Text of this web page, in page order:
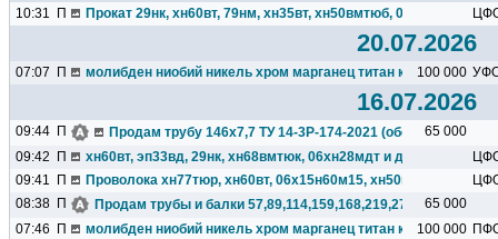
10:31 П Прокат 29нк, хн60вт, 79нм, хн35вт, хн50вмтюб, 06хн28мдт и
20.07.2026
07:07 П молибден ниобий никель хром марганец титан кремний чугун
100 000
16.07.2026
09:44 П Продам трубу 146х7,7 ТУ 14-3Р-174-2021 (обсадная),
65 000
09:42
П хн60вт, эп33вд, 29нк, хн68вмтюк, 06хн28мдт и др. из наличия!
09:41
П Проволока хн77тюр, хн60вт, 06х15н60м15, хн50вмтюб,
08:38 П Продам трубы и балки
65 000
07:46
П молибден ниобий никель хром марганец титан кремний чугун
100 000